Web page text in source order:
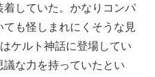
していた。かなりコンパ
も怪しまれにくそうな見
ケルト神話に登場してい
な力を持っていたとい